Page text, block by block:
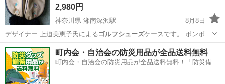
2,980円
神奈川県 湘南深沢駅
8月8日
デザイナー 上迫美恵子氏によるゴルフシューズケースです。 ボンボン
をあし…
神奈川 鎌倉市 湘南深沢駅 ゴルフ
町内会・自治会の防災用品が全品送料無料
町内会・自治会の防災用品が全品送料無料！「防災備蓄